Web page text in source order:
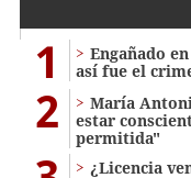
1
Engañado
así fue el
2
María
estar
permitida"
¿Licencia